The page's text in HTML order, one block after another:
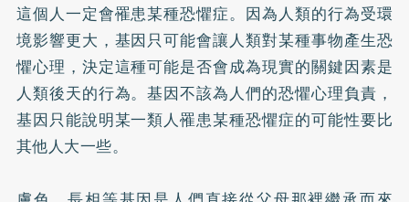
這個人一定會罹患某種恐懼症。因為人類的行為受環
境影響更大，基因只可能會讓人類對某種事物產生恐
懼心理，決定這種可能是否會成為現實的關鍵因素是
人類後天的行為。基因不該為人們的恐懼心理負責，
基因只能說明某一類人罹患某種恐懼症的可能性要比
其他人大一些。